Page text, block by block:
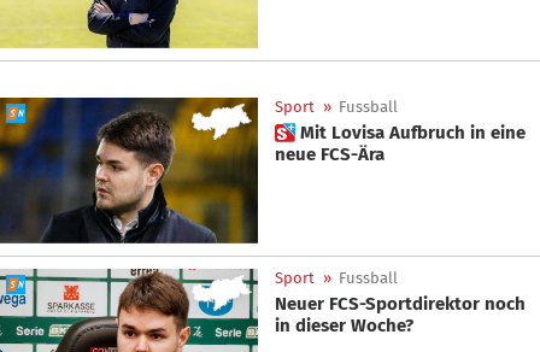
Sport » Fussball
 Mit Lovisa Aufbruch in eine
neue FCS-Ära
Sport » Fussball
Neuer FCS-Sportdirektor noch
in dieser Woche?